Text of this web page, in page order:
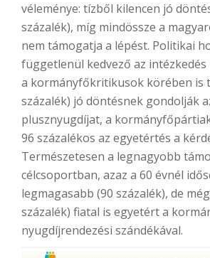
véleménye: tízből kilencen jó
százalék), míg mindössze a
nem támogatja a lépést. Politikai
függetlenül kedvező az intézkedés
a kormányfőkritikusok körében is
százalék) jó döntésnek gondolják
plusznyugdíjat, a
96 százalékos az egyetértés a
Természetesen a legnagyobb
célcsoportban, azaz a 60 évnél
legmagasabb (90 százalék), de
százalék) fiatal is egyetért a
nyugdíjrendezési szándékával.